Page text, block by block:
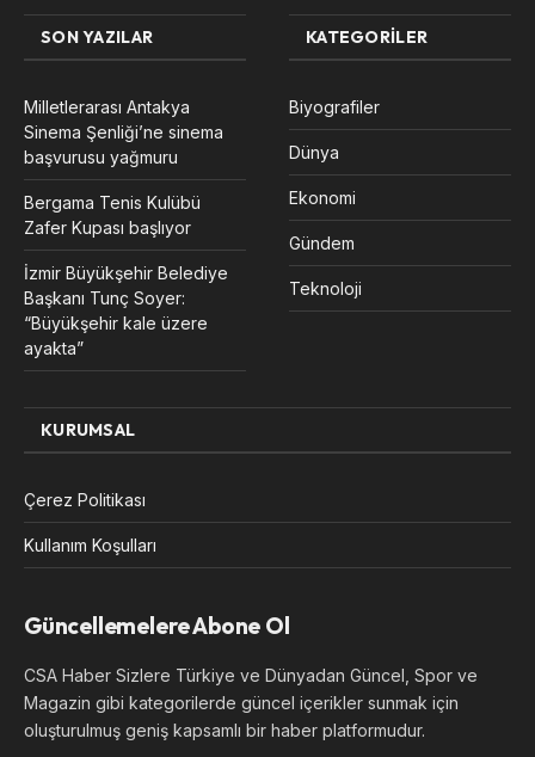
SON YAZILAR
Milletlerarası Antakya
Sinema Şenliği’ne sinema
başvurusu yağmuru
Bergama Tenis Kulübü
Zafer Kupası başlıyor
İzmir Büyükşehir Belediye
Başkanı Tunç Soyer:
“Büyükşehir kale üzere
ayakta”
KATEGORILER
Biyografiler
Dünya
Ekonomi
Gündem
Teknoloji
KURUMSAL
Çerez Politikası
Kullanım Koşulları
Güncellemelere Abone Ol
CSA Haber Sizlere Türkiye ve Dünyadan Güncel, Spor ve
Magazin gibi kategorilerde güncel içerikler sunmak için
oluşturulmuş geniş kapsamlı bir haber platformudur.